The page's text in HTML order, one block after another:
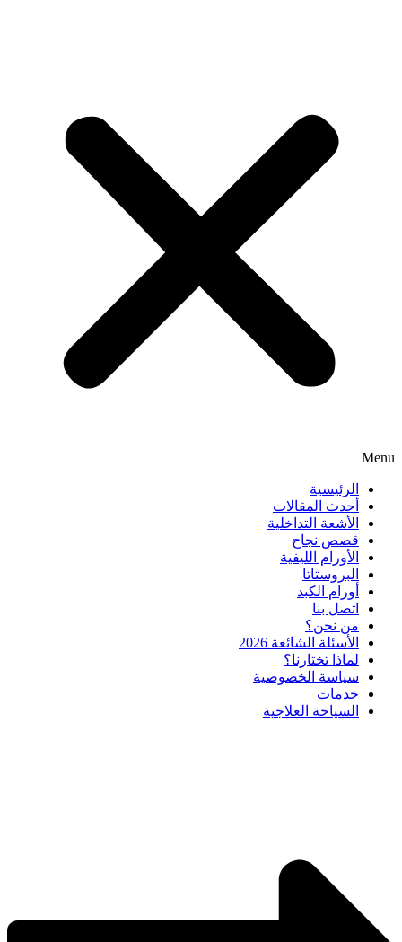
Menu
الرئيسية
أحدث المقالات
الأشعة التداخلية
قصص نجاح
الأورام الليفية
البروستاتا
أورام الكبد
اتصل بنا
من نحن؟
الأسئلة الشائعة 2026
لماذا تختارنا؟
سياسة الخصوصية
خدمات
السياحة العلاجية